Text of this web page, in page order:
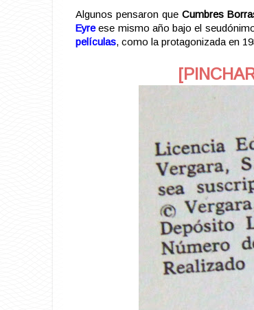
Algunos pensaron que Cumbres
Eyreese mismo año bajo el
películas, como la protagonizada en